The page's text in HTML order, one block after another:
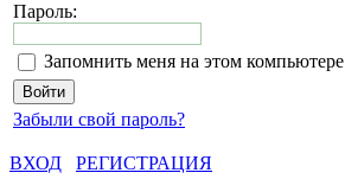
Пароль:
Запомнить меня на этом компьютере
Забыли свой пароль?
ВХОД
РЕГИСТРАЦИЯ